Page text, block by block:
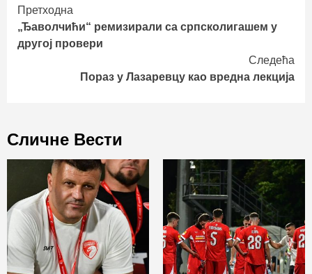
Continue
Reading
Претходна
„Ђаволчићи“ ремизирали са српсколигашем у
другој провери
Следећа
Пораз у Лазаревцу као вредна лекција
Сличне Вести